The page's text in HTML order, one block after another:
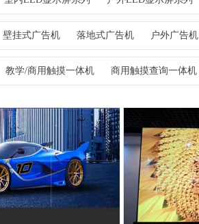
壁挂式广告机 落地式广告机 户外广告机
教学/商用触摸一体机 商用触摸查询一体机